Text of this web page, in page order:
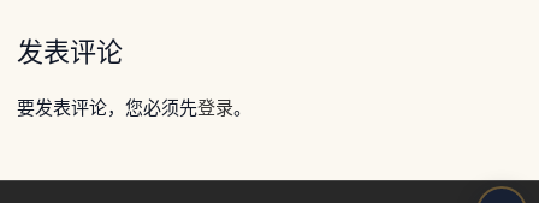
发表评论
要发表评论，您必须先登录。